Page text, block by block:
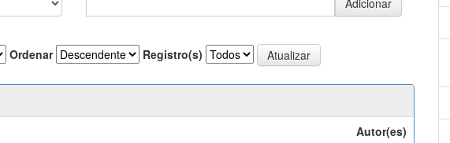
Ordenar Registro(s)
Autor(es)